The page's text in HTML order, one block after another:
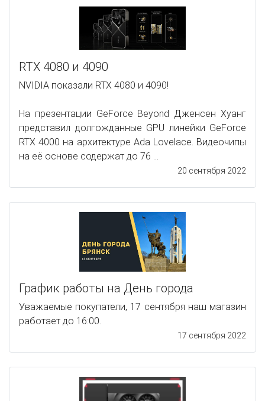
RTX 4080 и 4090
NVIDIA показали RTX 4080 и 4090!
На презентации GeForce Beyond Дженсен Хуанг
представил долгожданные GPU линейки GeForce
RTX 4000 на архитектуре Ada Lovelace. Видеочипы
на её основе содержат до 76 ...
20 сентября 2022
График работы на День города
Уважаемые покупатели, 17 сентября наш магазин
работает до 16:00.
17 сентября 2022